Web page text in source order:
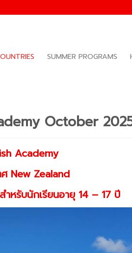
SUMMER PROGRAMS
October
Academy
New Zealand
หรับนักเรียนอายุ 14 – 17 ปี